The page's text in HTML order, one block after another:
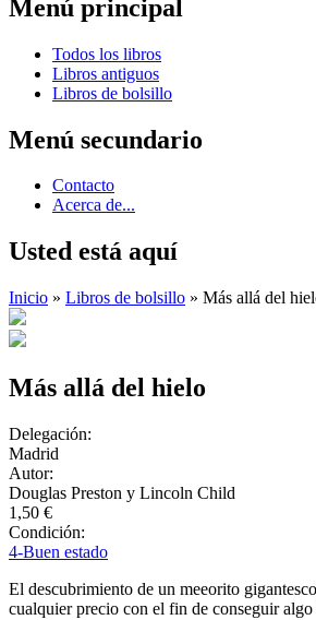
Menú principal
Todos los libros
Libros antiguos
Libros de bolsillo
Menú secundario
Contacto
Acerca de...
Usted está aquí
Inicio » Libros de bolsillo » Más allá del
Más allá del hielo
Delegación:
Madrid
Autor:
Douglas Preston y Lincoln Child
1,50 €
Condición:
4-Buen estado
El descubrimiento de un meeorito
cualquier precio con el fin de conseguir